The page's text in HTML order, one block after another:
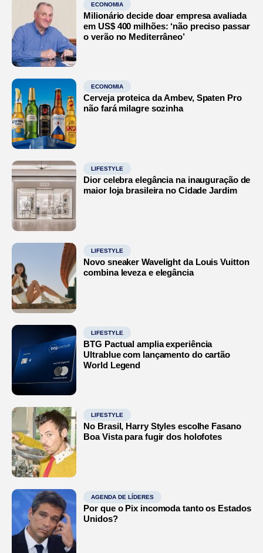
ECONOMIA
Milionário decide doar empresa avaliada
em US$ 400 milhões: ‘não preciso passar
o verão no Mediterrâneo’
ECONOMIA
Cerveja proteica da Ambev, Spaten Pro
não fará milagre sozinha
LIFESTYLE
Dior celebra elegância na inauguração de
maior loja brasileira no Cidade Jardim
LIFESTYLE
Novo sneaker Wavelight da Louis Vuitton
combina leveza e elegância
LIFESTYLE
BTG Pactual amplia experiência
Ultrablue com lançamento do cartão
World Legend
LIFESTYLE
No Brasil, Harry Styles escolhe Fasano
Boa Vista para fugir dos holofotes
AGENDA DE LÍDERES
Por que o Pix incomoda tanto os Estados
Unidos?